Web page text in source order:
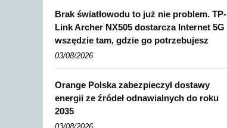
Brak światłowodu to już nie problem. TP-
Link Archer NX505 dostarcza Internet 5G
wszędzie tam, gdzie go potrzebujesz
03/08/2026
Orange Polska zabezpieczył dostawy
energii ze źródeł odnawialnych do roku
2035